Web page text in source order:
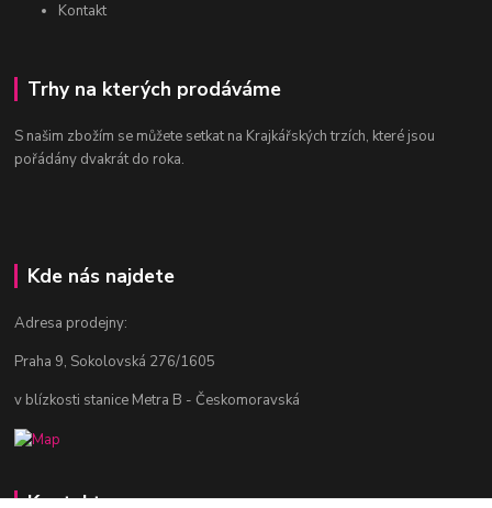
Kontakt
Trhy na kterých prodáváme
S našim zbožím se můžete setkat na Krajkářských trzích, které jsou
pořádány dvakrát do roka.
Kde nás najdete
Adresa prodejny:
Praha 9, Sokolovská 276/1605
v blízkosti stanice Metra B - Českomoravská
Kontakty